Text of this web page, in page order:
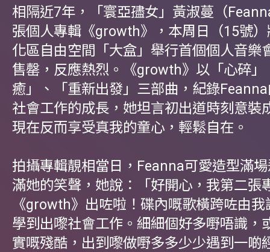
相隔近7年，「寰亞孻女」黃淑蔓（
張個人專輯《growth》，本周日（15號
化區自由空間「大盒」舉行首個個人音樂
售罄，反應熱烈。《growth》以「心碎」
癒」、「重新出發」三部曲，紀錄
社會工作的成長，她坦言初出道時刻意裝
現在反而享受真我的童心，輕鬆自在。
拍攝專輯靚相當日，Feanna可愛造型滿
滿她的笑聲，她說：「好開心，我第二張
《growth》出咗啦！碟內嘅歌橫跨咗由
學到出嚟社會工作。細細個好多嘢唔識，
實嘅殘酷，出到嚟做嘢多多少少遇到一啲